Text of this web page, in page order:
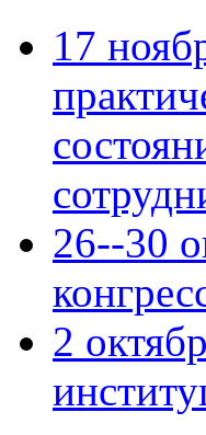
17
26--30
2